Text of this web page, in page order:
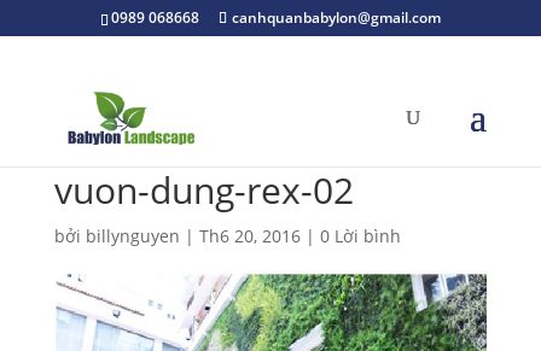
0989 068668 canhquanbabylon@gmail.com
vuon-dung-rex-02
bởi billynguyen | Th6 20, 2016| 0 Lời bình